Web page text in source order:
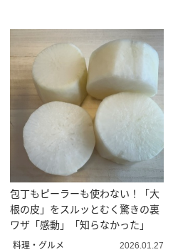
包丁もピーラーも使わない！「大
根の皮」をスルッとむく驚きの裏
ワザ「感動」「知らなかった」
料理・グルメ 2026.01.27